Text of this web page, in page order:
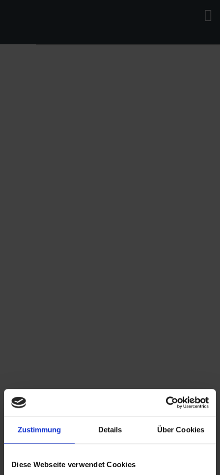
Zustimmung Details Über Cookies
Diese Webseite verwendet Cookies